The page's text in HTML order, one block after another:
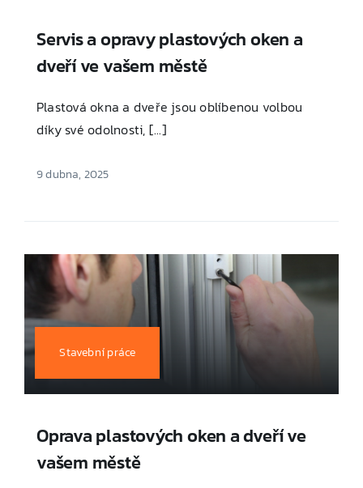
Servis a opravy plastových oken a
dveří ve vašem městě
Plastová okna a dveře jsou oblíbenou volbou
díky své odolnosti, [...]
9 dubna, 2025
Stavební práce
Oprava plastových oken a dveří ve
vašem městě